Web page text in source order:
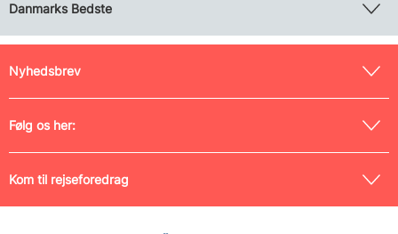
Danmarks Bedste
Nyhedsbrev
Følg os her:
Kom til rejseforedrag